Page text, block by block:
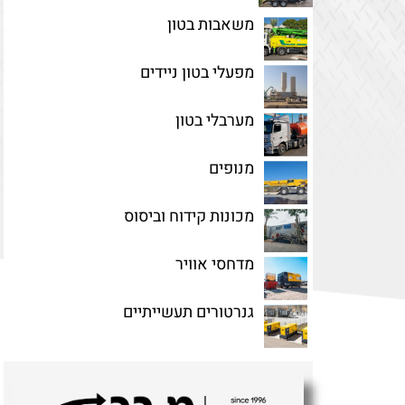
משאבות בטון
מפעלי בטון ניידים
מערבלי בטון
מנופים
מכונות קידוח וביסוס
מדחסי אוויר
גנרטורים תעשייתיים